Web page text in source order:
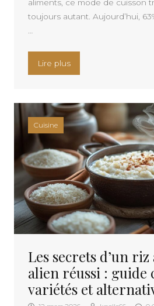
aliments, ce mode de cuisson
toujours autant. Aujourd’hui,
…
Lire plus« Comment
Cuisine
Les secrets d’un
alien réussi : guide
variétés et